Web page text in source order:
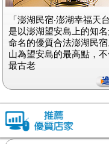
「澎湖民宿‧澎湖幸福天
是以澎湖望安島上的知
命名的優質合法澎湖民
山為望安島的最高點，
最古老